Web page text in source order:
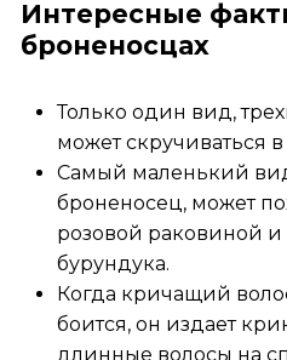
Интересные
броненосцах
Только один вид,
может скручиваться
Самый маленький
броненосец, может
розовой раковиной
бурундука.
Когда кричащий
боится, он издает
длинные волосы на